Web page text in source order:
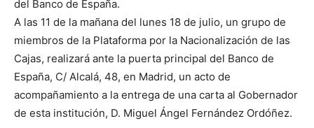
del Banco de España.
A las 11 de la mañana del lunes 18 de julio, un grupo de
miembros de la Plataforma por la Nacionalización de las
Cajas, realizará ante la puerta principal del Banco de
España, C/ Alcalá, 48, en Madrid, un acto de
acompañamiento a la entrega de una carta al Gobernador
de esta institución, D. Miguel Ángel Fernández Ordóñez.